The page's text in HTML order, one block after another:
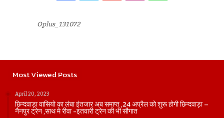
Oplus_131072
Most Viewed Posts
April 20, 2023
छिन्दवाड़ा वासियो का लंबा इंतजार अब समाप्त ,24 अप्रैल को शुरू होगी छिन्दवाड़ा –
नैनपुर ट्रेन ,साथ मे रीवा -इतवारी ट्रेन की भी सौगात